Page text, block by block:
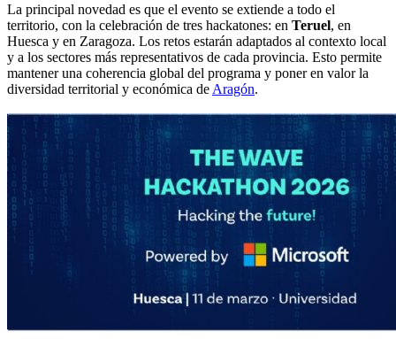
La principal novedad es que el evento se extiende a todo el
territorio, con la celebración de tres hackatones: en Teruel, en
Huesca y en Zaragoza. Los retos estarán adaptados al contexto local
y a los sectores más representativos de cada provincia. Esto permite
mantener una coherencia global del programa y poner en valor la
diversidad territorial y económica de Aragón.